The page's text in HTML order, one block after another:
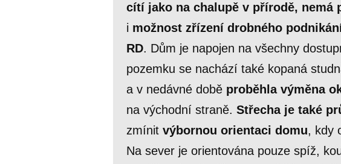
cítí jako na chalupě v přírodě, nemá
i možnost zřízení drobného
RD. Dům je napojen na všechny
pozemku se nachází také kopaná
a v nedávné době proběhla výměna
na východní straně. Střecha je také
zmínit výbornou orientaci domu, kdy
Na sever je orientována pouze spíž,